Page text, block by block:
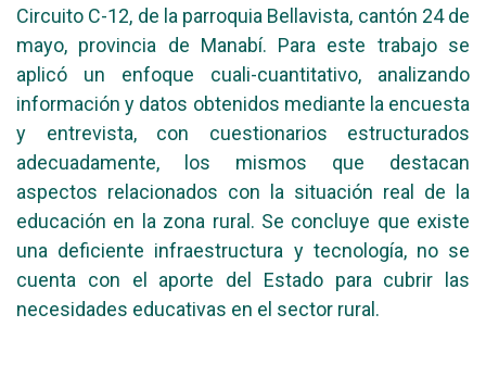
Circuito C-12, de la parroquia Bellavista, cantón 24 de
mayo, provincia de Manabí. Para este trabajo se
aplicó un enfoque cuali-cuantitativo, analizando
información y datos obtenidos mediante la encuesta
y entrevista, con cuestionarios estructurados
adecuadamente, los mismos que destacan
aspectos relacionados con la situación real de la
educación en la zona rural. Se concluye que existe
una deficiente infraestructura y tecnología, no se
cuenta con el aporte del Estado para cubrir las
necesidades educativas en el sector rural.